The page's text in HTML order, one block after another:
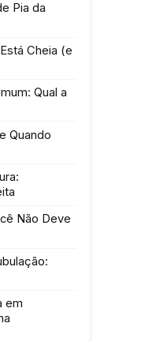
Pia da
Cheia (e
Qual a
Quando
Não Deve
em